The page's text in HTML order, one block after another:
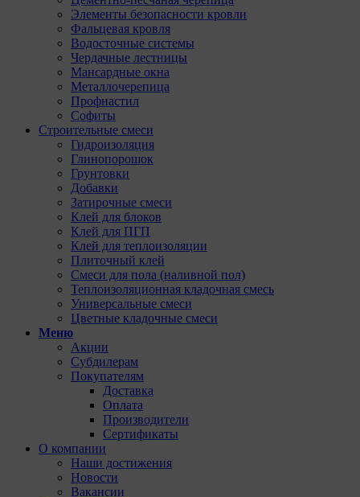
Элементы безопасности кровли
Фальцевая кровля
Водосточные системы
Чердачные лестницы
Мансардные окна
Металлочерепица
Профнастил
Софиты
Строительные смеси
Гидроизоляция
Глинопорошок
Грунтовки
Добавки
Затирочные смеси
Клей для блоков
Клей для ПГП
Клей для теплоизоляции
Плиточный клей
Смеси для пола (наливной пол)
Теплоизоляционная кладочная смесь
Универсальные смеси
Цветные кладочные смеси
Меню
Акции
Субдилерам
Покупателям
Доставка
Оплата
Производители
Сертификаты
О компании
Наши достижения
Новости
Вакансии